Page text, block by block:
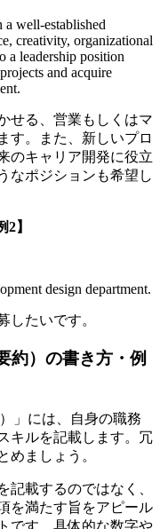
a well-established
creativity, organizational
a leadership position
and acquire
せる、営業もしくはマ
す。また、新しいプロ
のキャリア開発に役立
なポジションも希望し
】
design department.
したいです。
約）の書き方・例
」には、自身の職務
キルを記載します。冗
めましょう。
記載するのではなく、
を満たす旨をアピール
です。具体的な数字や